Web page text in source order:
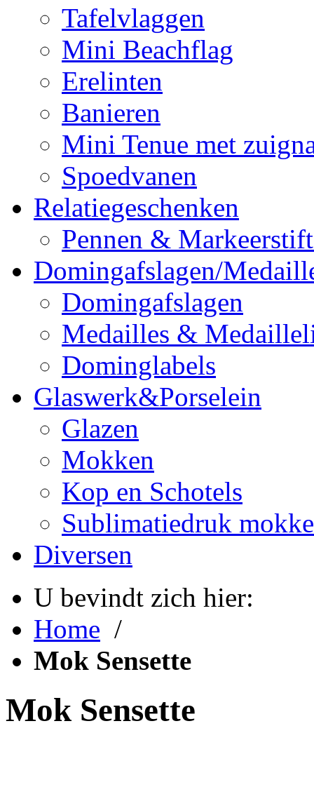
Tafelvlaggen
Mini Beachflag
Erelinten
Banieren
Mini Tenue met
Spoedvanen
Relatiegeschenken
Pennen &
Domingafslagen/
Domingafslagen
Medailles &
Dominglabels
Glaswerk&Porselein
Glazen
Mokken
Kop en Schotels
Sublimatiedruk
Diversen
U bevindt zich hier:
Home /
Mok Sensette
Mok Sensette